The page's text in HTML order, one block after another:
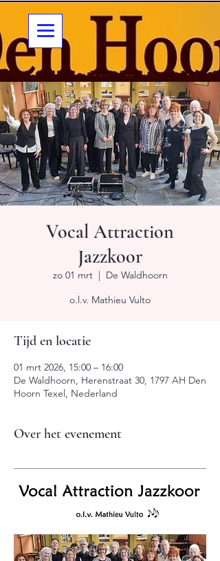
Vocal Attraction
Jazzkoor
zo 01 mrt
  |
De Waldhoorn
o.l.v. Mathieu Vulto
Tijd en locatie
01 mrt 2026, 15:00 – 16:00
De Waldhoorn, Herenstraat 30, 1797 AH Den
Hoorn Texel, Nederland
Over het evenement